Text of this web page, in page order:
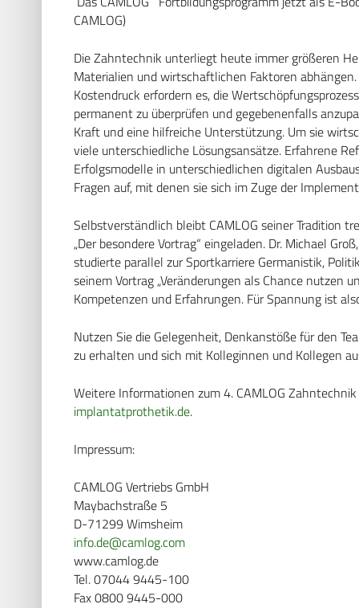
CAMLOG)
Die Zahntechnik unterliegt heute immer größeren
Materialien und wirtschaftlichen Faktoren
Kostendruck erfordern es, die
permanent zu überprüfen und gegebenenfalls
Kraft und eine hilfreiche Unterstützung. Um sie
viele unterschiedliche Lösungsansätze. Erfahrene
Erfolgsmodelle in unterschiedlichen digitalen
Fragen auf, mit denen sie sich im Zuge der
Selbstverständlich bleibt CAMLOG seiner Tradition
„Der besondere Vortrag“ eingeladen. Dr. Michael
studierte parallel zur Sportkarriere Germanistik,
seinem Vortrag „Veränderungen als Chance nutzen
Kompetenzen und Erfahrungen. Für Spannung ist
Nutzen Sie die Gelegenheit, Denkanstöße für den
zu erhalten und sich mit Kolleginnen und Kollegen
Weitere Informationen zum 4. CAMLOG
implantatprothetik.de.
Impressum:
CAMLOG Vertriebs GmbH
Maybachstraße 5
D-71299 Wimsheim
info.de@camlog.com
www.camlog.de
Tel. 07044 9445-100
Fax 0800 9445-000